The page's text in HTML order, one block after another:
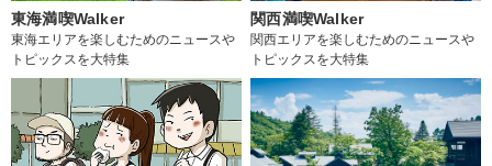
東海満喫Walker
東海エリアを楽しむためのニュースや
トピックスを大特集
関西満喫Walker
関西エリアを楽しむためのニュースや
トピックスを大特集